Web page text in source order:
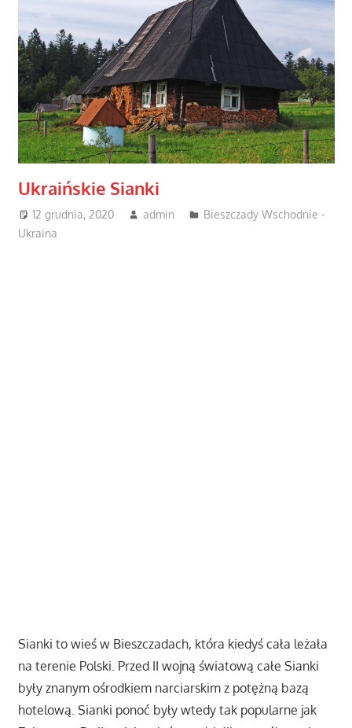
Ukraińskie Sianki
12 grudnia, 2020 admin
Bieszczady Wschodnie -
Ukraina
Sianki to wieś w Bieszczadach, która kiedyś cała leżała
na terenie Polski. Przed II wojną światową całe Sianki
były znanym ośrodkiem narciarskim z potężną bazą
hotelową. Sianki ponoć były wtedy tak popularne jak